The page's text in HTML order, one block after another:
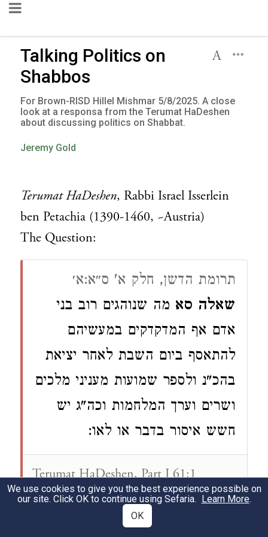
Talking Politics on
Shabbos
For Brown-RISD Hillel Mishmar 5/8/2025. A close
look at a responsa from the Terumat HaDeshen
about discussing politics on Shabbat.
Jeremy Gold
Terumat HaDeshen, Rabbi Israel Isserlein
ben Petachia (1390-1460, ~Austria)
The Question:
תרומת הדשן, חלק א' ס״א:א׳
שאלה סא מה שנוהגים רוב בני
אדם אף המדקדקים במעשיהם
להתאסף ביום השבת לאחר יציאת
בהכ"נ ולספר שמועות מעניני מלכים
ושרים וערך המלחמות וכה"ג יש
חשש איסור בדבר או לאו:
Terumat HaDeshen, Part I 61:1
Question #61: Regarding what many
people are used to doing, even the
We use cookies to give you the best experience possible on
our site. Click OK to continue using Sefaria. Learn More.
OK